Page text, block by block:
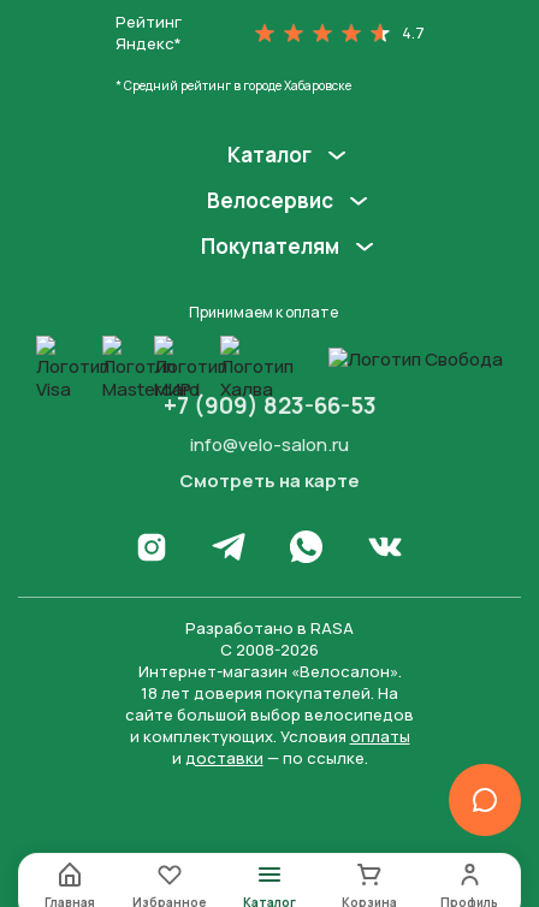
Рейтинг
Яндекс*
4.7
* Средний рейтинг в городе Хабаровске
Каталог
Велосервис
Покупателям
Принимаем к оплате
+7 (909) 823-66-53
info@velo-salon.ru
Смотреть на карте
Перейти в Инстаграм
Написать в Телеграм
Написать в WhatsApp
Перейти во
Разработано в RASA
С 2008-2026
Интернет-магазин «Велосалон».
18 лет доверия покупателей. На
сайте большой выбор велосипедов
и комплектующих. Условия оплаты
и доставки — по ссылке.
Главная Избранное Каталог Корзина Профиль
Нажимая на кнопку “Отправить заявку”, вы даете
согласие на обработку персональных данных и
соглашаетесь с политикой конфиденциальности